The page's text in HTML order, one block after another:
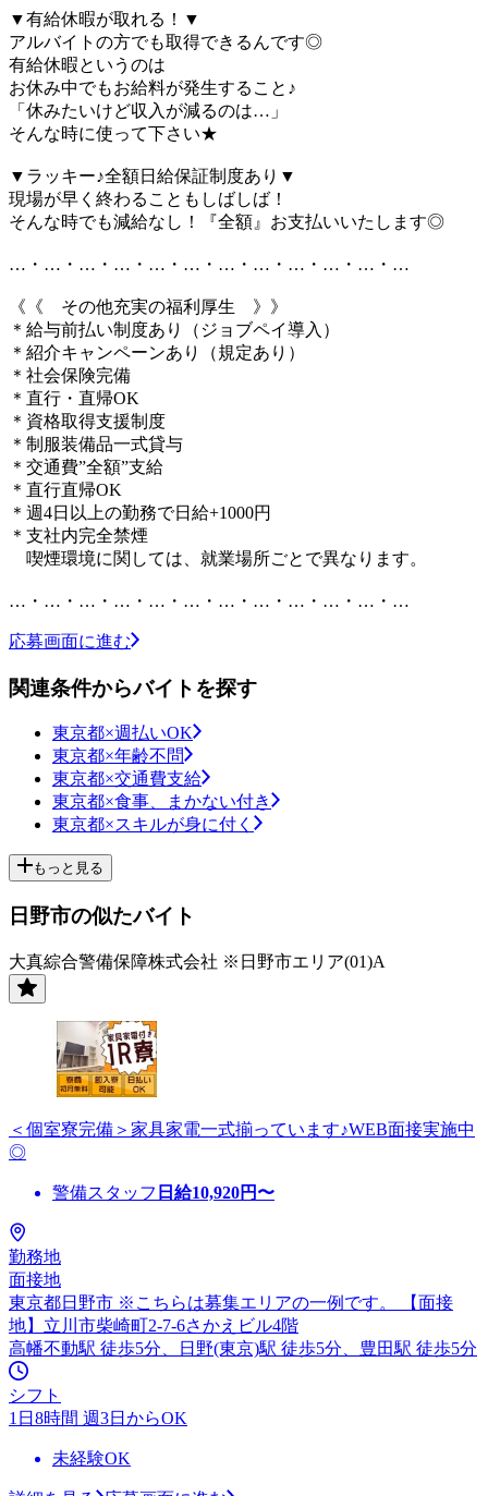
▼有給休暇が取れる！▼
アルバイトの方でも取得できるんです◎
有給休暇というのは
お休み中でもお給料が発生すること♪
「休みたいけど収入が減るのは…」
そんな時に使って下さい★
▼ラッキー♪全額日給保証制度あり▼
現場が早く終わることもしばしば！
そんな時でも減給なし！『全額』お支払いいたします◎
…・…・…・…・…・…・…・…・…・…・…・…
《《 その他充実の福利厚生 》》
＊給与前払い制度あり（ジョブペイ導入）
＊紹介キャンペーンあり（規定あり）
＊社会保険完備
＊直行・直帰OK
＊資格取得支援制度
＊制服装備品一式貸与
＊交通費”全額”支給
＊直行直帰OK
＊週4日以上の勤務で日給+1000円
＊支社内完全禁煙
喫煙環境に関しては、就業場所ごとで異なります。
…・…・…・…・…・…・…・…・…・…・…・…
応募画面に進む
関連条件からバイトを探す
東京都×週払いOK
東京都×年齢不問
東京都×交通費支給
東京都×食事、まかない付き
東京都×スキルが身に付く
もっと見る
日野市の似たバイト
大真綜合警備保障株式会社 ※日野市エリア(01)A
＜個室寮完備＞家具家電一式揃っています♪WEB面接実施中
◎
警備スタッフ 日給10,920円〜
勤務地
面接地
東京都日野市 ※こちらは募集エリアの一例です。 【面接
地】立川市柴崎町2-7-6さかえビル4階
高幡不動駅 徒歩5分、日野(東京)駅 徒歩5分、豊田駅 徒歩5分
シフト
1日8時間 週3日からOK
未経験OK